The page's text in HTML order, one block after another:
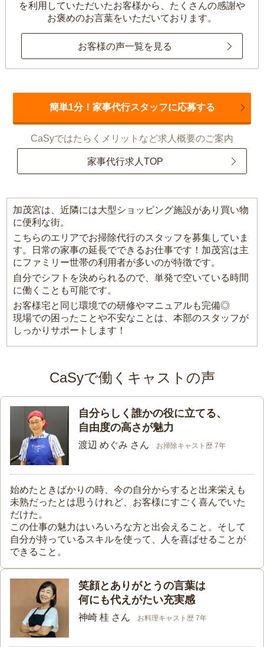
を利用していただいたお客様から、 たくさんの感謝や
お褒めのお言葉をいただいております。
お客様の声一覧を見る
簡単1分！家事代行スタッフに応募する
CaSyではたらくメリットなど求人概要のご案内
家事代行求人TOP
加茂宮は、近隣には大型ショッピング施設があり買い物
に便利な街。
こちらのエリアでお掃除代行のスタッフを募集していま
す。日常の家事の延長でできるお仕事です！加茂宮は主
にファミリー世帯の利用者が多いのが特徴です。
自分でシフトを決められるので、単発で空いている時間
に働くことも可能です。
お客様宅と同じ環境での研修やマニュアルも完備◎
現場での困ったことや不安なことは、本部のスタッフが
しっかりサポートします！
CaSyで働くキャストの声
自分らしく誰かの役に立てる、
自由度の高さが魅力
渡辺 めぐみ さん お掃除キャスト歴 7年
始めたときばかりの時、今の自分からすると出来栄えも
未熟だったとは思うけれど、お客様にすごく喜んでいた
だけた。
この仕事の魅力はいろいろな方と出会えること。そして
自分が持っているスキルを使って、人を喜ばせることが
できること。
笑顔とありがとうの言葉は
何にも代えがたい充実感
神崎 桂 さん お料理キャスト歴 7年